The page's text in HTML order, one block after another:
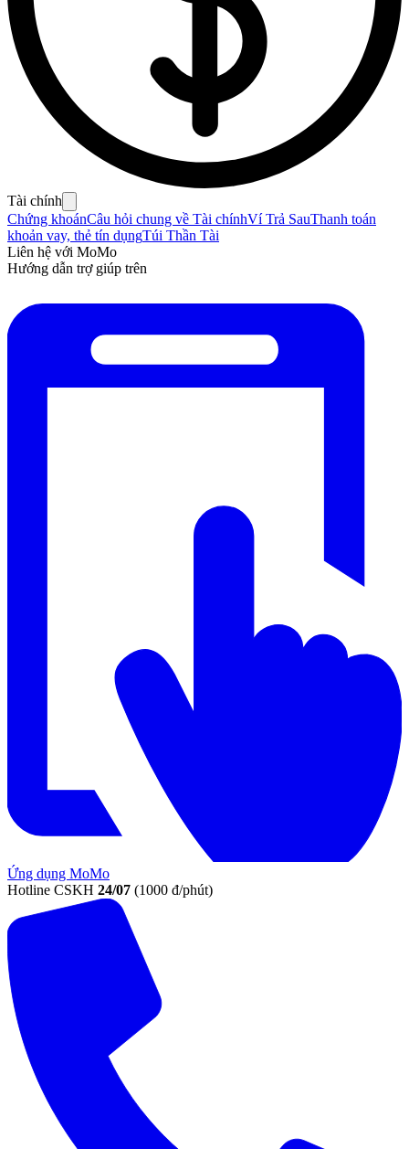
Tài chính
Chứng khoánCâu hỏi chung về Tài chínhVí Trả SauThanh toán
khoản vay, thẻ tín dụngTúi Thần Tài
Liên hệ với MoMo
Hướng dẫn trợ giúp trên
Ứng dụng MoMo
Hotline CSKH 24/07 (1000 đ/phút)